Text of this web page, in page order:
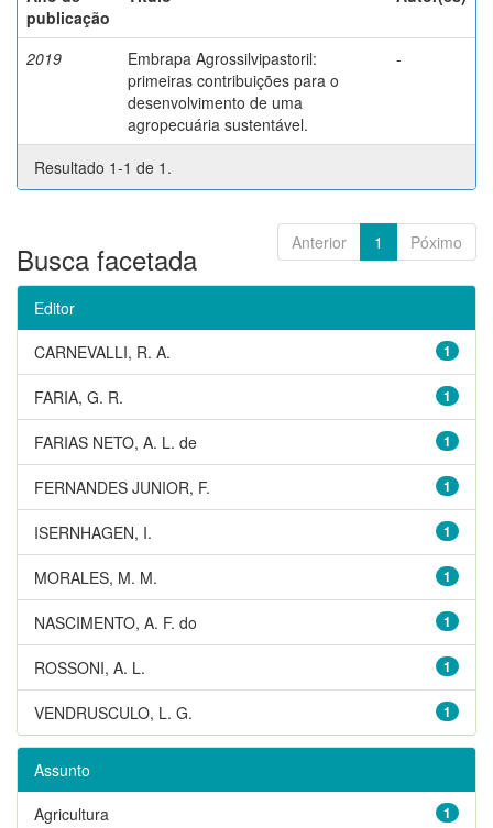
publicação
2019
Embrapa Agrossilvipastoril:
primeiras contribuições para o
desenvolvimento de uma
agropecuária sustentável.
-
Resultado 1-1 de 1.
Anterior 1 Póximo
Busca facetada
Editor
1
CARNEVALLI, R. A.
1
FARIA, G. R.
1
FARIAS NETO, A. L. de
1
FERNANDES JUNIOR, F.
1
ISERNHAGEN, I.
1
MORALES, M. M.
1
NASCIMENTO, A. F. do
1
ROSSONI, A. L.
1
VENDRUSCULO, L. G.
Assunto
1
Agricultura